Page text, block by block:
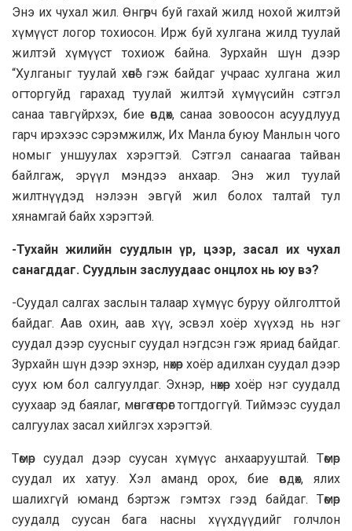
Энэ их чухал жил. Өнгөрч буй гахай жилд нохой жилтэй
хүмүүст логор тохиосон. Ирж буй хулгана жилд туулай
жилтэй хүмүүст тохиож байна. Зурхайн шүн дээр
“Хулганыг туулай хөөнө” гэж байдаг учраас хулгана жил
огторгуйд гарахад туулай жилтэй хүмүүсийн сэтгэл
санаа тавгүйрхэх, бие өвдөх, санаа зовоосон асуудлууд
гарч ирэхээс сэрэмжилж, Их Манла буюу Манлын чого
номыг уншуулах хэрэгтэй. Сэтгэл санаагаа тайван
байлгаж, эрүүл мэндээ анхаар. Энэ жил туулай
жилтнүүдэд нэлээн эвгүй жил болох талтай тул
хянамгай байх хэрэгтэй.
-Тухайн жилийн суудлын үр, цээр, засал их чухал
санагддаг. Суудлын заслуудаас онцлох нь юу вэ?
-Суудал салгах заслын талаар хүмүүс буруу ойлголттой
байдаг. Aaв охин, aaв хүү, эсвэл хоёр хүүхэд нь нэг
суудал дээр суусныг суудал нэгдсэн гэж яриад байдаг.
Зурхайн шүн дээр эхнэр, нөхөр хоёр адилхан суудал дээр
суух юм бол салгуулдаг. Эхнэр, нөхөр хоёр нэг сyyдалд
суухаар эд баялаг, мөнгө төгрөг тогтдоггүй. Тиймээс сyyдал
салгуулах засал хийлгэх хэрэгтэй.
Төмөр суудал дээр суусан хүмүүс анхaaрууштай. Төмөр
суудал их хатуу. Хэл аманд орох, бие өвдөх, ялих
шалихгүй юманд бэртэж гэмтэх гээд байдаг. Төмөр
суудалд суусан бага насны хүүхдүүдийг голчлон